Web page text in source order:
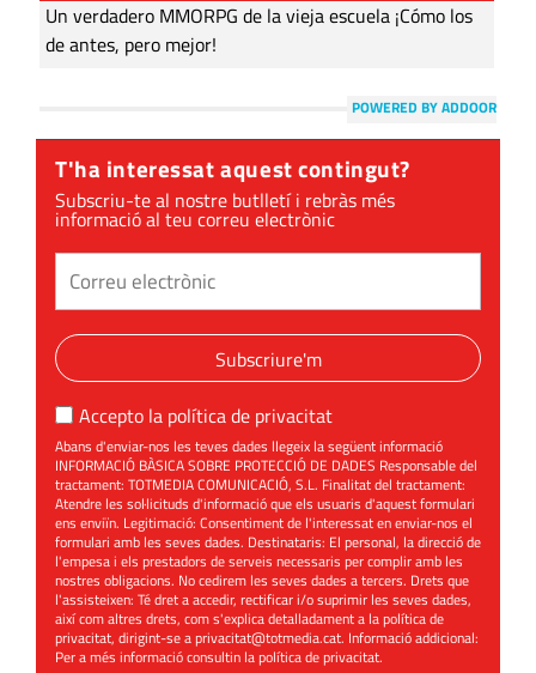
Un verdadero MMORPG de la vieja escuela ¡Cómo los
de antes, pero mejor!
POWERED BY ADDOOR
T'ha interessat aquest contingut?
Subscriu-te al nostre butlletí i rebràs més
informació al teu correu electrònic
Subscriure'm
Accepto la política de privacitat
Abans d'enviar-nos les teves dades llegeix la següent informació
INFORMACIÓ BÀSICA SOBRE PROTECCIÓ DE DADES Responsable del
tractament: TOTMEDIA COMUNICACIÓ, S.L. Finalitat del tractament:
Atendre les sol·licituds d'informació que els usuaris d'aquest formulari
ens enviïn. Legitimació: Consentiment de l'interessat en enviar-nos el
formulari amb les seves dades. Destinataris: El personal, la direcció de
l'empesa i els prestadors de serveis necessaris per complir amb les
nostres obligacions. No cedirem les seves dades a tercers. Drets que
l'assisteixen: Té dret a accedir, rectificar i/o suprimir les seves dades,
així com altres drets, com s'explica detalladament a la política de
privacitat, dirigint-se aprivacitat@totmedia.cat. Informació addicional:
Per a més informació consultin lapolítica de privacitat.